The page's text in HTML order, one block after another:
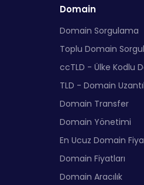
Domain
Domain Sorgulama
Toplu Domain
ccTLD - Ülke Kodlu
TLD - Domain
Domain Transfer
Domain Yönetimi
En Ucuz Domain
Domain Fiyatları
Domain Aracılık